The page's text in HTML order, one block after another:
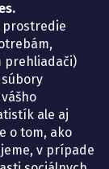
prostredie
prehliadači)
ale aj
o tom, ako
v prípade